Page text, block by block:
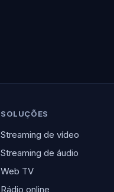
SOLUÇÕES
Streaming de vídeo
Streaming de áudio
Web TV
Rádio online